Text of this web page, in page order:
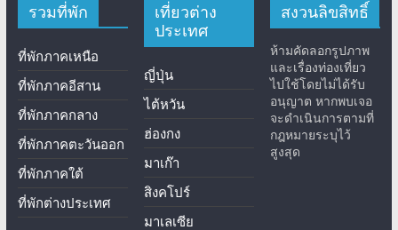
รวมที่พัก
ที่พักภาคเหนือ
ที่พักภาคอีสาน
ที่พักภาคกลาง
ที่พักภาคตะวันออก
ที่พักภาคใต้
ที่พักต่างประเทศ
เที่ยวต่าง
ประเทศ
ญี่ปุ่น
ไต้หวัน
ฮ่องกง
มาเก๊า
สิงคโปร์
มาเลเซีย
สงวนลิขสิทธิ์
ห้ามคัดลอกรูปภาพ
และเรื่องท่องเที่ยว
ไปใช้โดยไม่ได้รับ
อนุญาต หากพบเจอ
จะดำเนินการตามที่
กฎหมายระบุไว้
สูงสุด